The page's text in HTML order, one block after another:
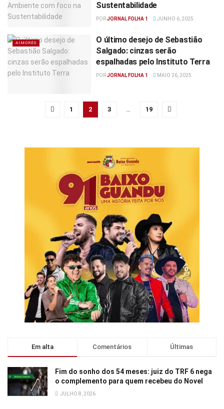
Sustentabilidade
PORJORNAL FOLHA 1 JUNHO 6, 2025
AIMORÉS
O último desejo de Sebastião
Salgado: cinzas serão
espalhadas pelo Instituto Terra
PORJORNAL FOLHA 1 MAIO 26, 2025
1 2 3 … 19
Em alta Comentários Últimas
Fim do sonho dos 54 meses: juiz do TRF 6 nega
o complemento para quem recebeu do Novel
JULHO 8, 2026